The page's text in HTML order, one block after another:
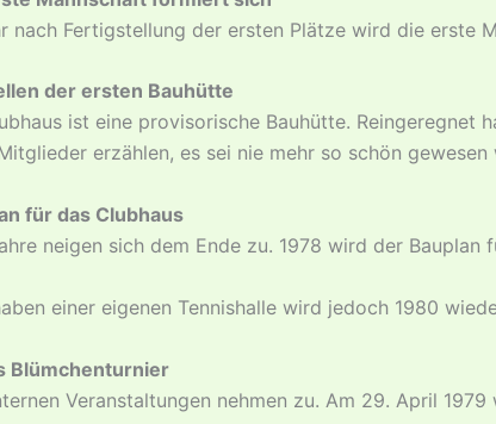
nach Fertigstellung der ersten Plätze wird die erste
der ersten Bauhütte
ist eine provisorische Bauhütte.
erzählen, es sei nie mehr so schön gewesen
für das Clubhaus
neigen sich dem Ende zu. 1978 wird der Bauplan
einer eigenen Tennishalle wird jedoch 1980
Blümchenturnier
Veranstaltungen nehmen zu. Am 29. April